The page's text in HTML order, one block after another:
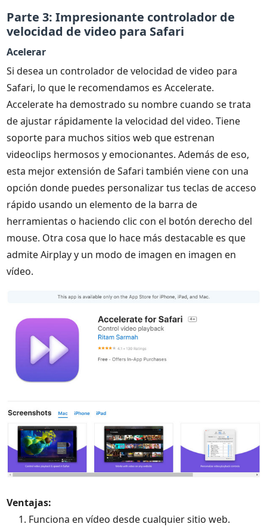
Parte 3: Impresionante controlador de
velocidad de video para Safari
Acelerar
Si desea un controlador de velocidad de video para
Safari, lo que le recomendamos es Accelerate.
Accelerate ha demostrado su nombre cuando se trata
de ajustar rápidamente la velocidad del video. Tiene
soporte para muchos sitios web que estrenan
videoclips hermosos y emocionantes. Además de eso,
esta mejor extensión de Safari también viene con una
opción donde puedes personalizar tus teclas de acceso
rápido usando un elemento de la barra de
herramientas o haciendo clic con el botón derecho del
mouse. Otra cosa que lo hace más destacable es que
admite Airplay y un modo de imagen en imagen en
vídeo.
Ventajas:
1. Funciona en vídeo desde cualquier sitio web.